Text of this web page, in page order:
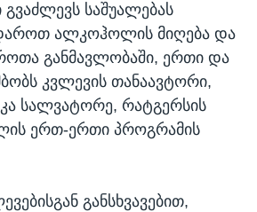
გვაძლევს საშუალებას
ალკოჰოლის მიღება და
განმავლობაში, ერთი და
კვლევის თანაავტორი,
სალვატორე, რატგერსის
ერთ-ერთი პროგრამის
განსხვავებით,